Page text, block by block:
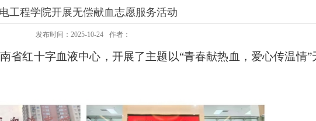
工程学院开展无偿献血志愿服务活动
发布时间：2025-10-24 作者：
省红十字血液中心，开展了主题以“青春献热血，爱心传温情”